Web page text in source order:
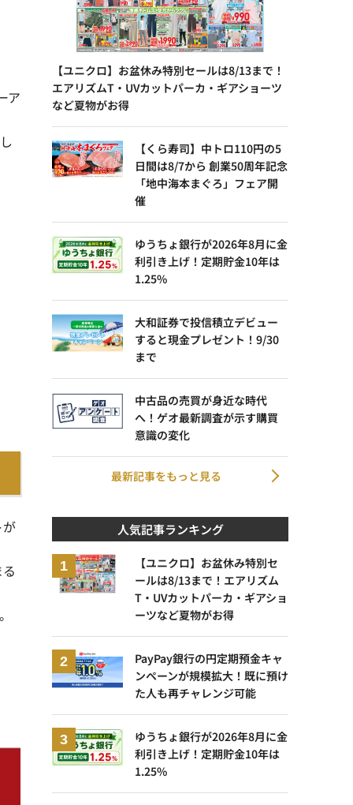
ア
【ユニクロ】お盆休み特別セールは8/13まで！
エアリズムT・UVカットパーカ・ギアショーツ
など夏物がお得
【くら寿司】中トロ110円の5
日間は8/7から 創業50周年記念
「地中海本まぐろ」フェア開
催
ゆうちょ銀行が2026年8月に金
利引き上げ！定期貯金10年は
1.25%
大和証券で投信積立デビュー
すると現金プレゼント！9/30
まで
中古品の売買が身近な時代
へ！ゲオ最新調査が示す購買
意識の変化
最新記事をもっと見る
人気記事ランキング
【ユニクロ】お盆休み特別セ
ールは8/13まで！エアリズム
T・UVカットパーカ・ギアショ
ーツなど夏物がお得
PayPay銀行の円定期預金キャ
ンペーンが規模拡大！既に預け
た人も再チャレンジ可能
ゆうちょ銀行が2026年8月に金
利引き上げ！定期貯金10年は
1.25%